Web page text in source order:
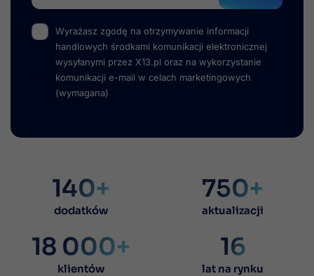
Wyrażasz zgodę na otrzymywanie informacji
handlowych środkami komunikacji elektronicznej
wysyłanymi przez X13.pl oraz na wykorzystanie
komunikacji e-mail w celach marketingowych
(wymagana)
140+
dodatków
750+
aktualizacji
18 000+
klientów
16
lat na rynku